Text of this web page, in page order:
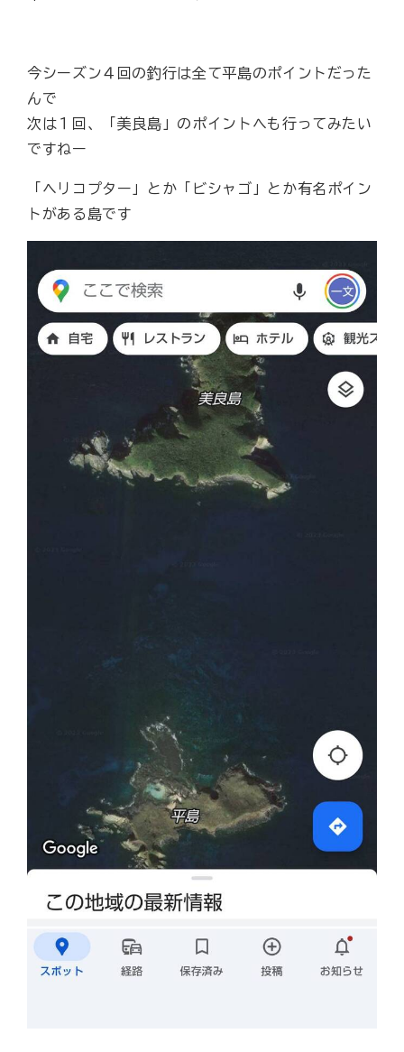
今シーズン４回の釣行は全て平島のポイントだった
んで
次は１回、「美良島」のポイントへも行ってみたい
ですねー
「ヘリコプター」とか「ビシャゴ」とか有名ポイン
トがある島です